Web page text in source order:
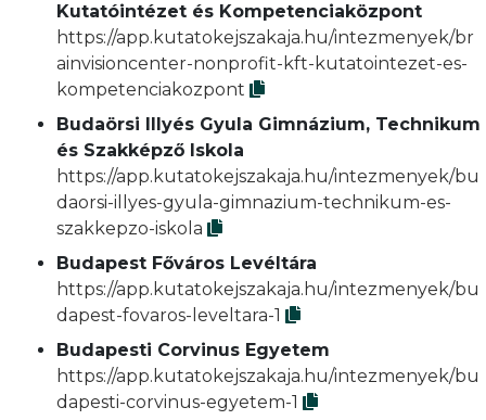
Kutatóintézet és Kompetenciaközpont
https://app.kutatokejszakaja.hu/intezmenyek/br
ainvisioncenter-nonprofit-kft-kutatointezet-es-
kompetenciakozpont
Budaörsi Illyés Gyula Gimnázium, Technikum
és Szakképző Iskola
https://app.kutatokejszakaja.hu/intezmenyek/bu
daorsi-illyes-gyula-gimnazium-technikum-es-
szakkepzo-iskola
Budapest Főváros Levéltára
https://app.kutatokejszakaja.hu/intezmenyek/bu
dapest-fovaros-leveltara-1
Budapesti Corvinus Egyetem
https://app.kutatokejszakaja.hu/intezmenyek/bu
dapesti-corvinus-egyetem-1